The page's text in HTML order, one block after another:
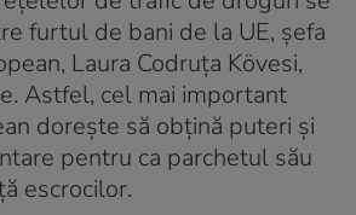
furtul de bani de la UE, șefa
Laura Codruța Kövesi,
Astfel, cel mai important
doreşte să obţină puteri şi
pentru ca parchetul său
escrocilor.